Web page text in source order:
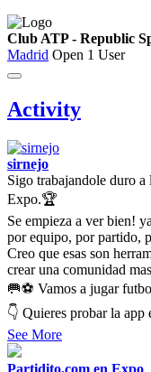
Club ATP - Republic
Madrid Open 1 User
Activity
sirnejo
Sigo trabajandole duro
Expo.🏆
Se empieza a ver bien!
por equipo, por partido,
Creo que esas son
crear una comunidad
🥅⚽ Vamos a jugar
👇 Quieres probar la app
See More
Partidito.com en Expo